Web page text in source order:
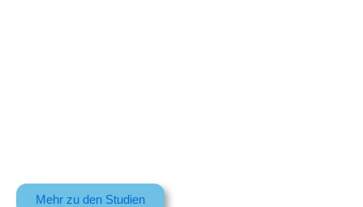
Mehr zu den Studien